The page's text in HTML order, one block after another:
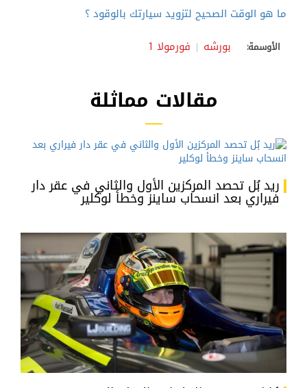
ما هو الوقت الصحيح لتزويد سيارتك بالوقود ؟
الأوسمة: بورشه فورمولا 1
مقالات مماثلة
ريد بُل تحصد المركزين الأول والثاني في عقر دار
فيراري بعد انسحاب ساينز وخطأ لوكلير